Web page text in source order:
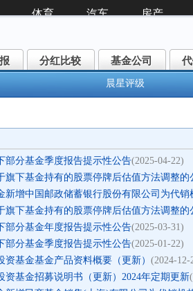
分红比较
分红比较 基金公司
基金公司
晨星评级
部分基金季度报告提示性公告(2025-04-22)
旗下基金持有的股票停牌后估值方法调整的
新增中国邮政储蓄银行股份有限公司为代销
旗下基金持有的股票停牌后估值方法调整的
部分基金年度报告提示性公告(2025-03-31)
部分基金季度报告提示性公告(2025-01-22)
基金基金产品资料概要（更新） (2024-12-
资基金招募说明书（更新）2024年定期更新